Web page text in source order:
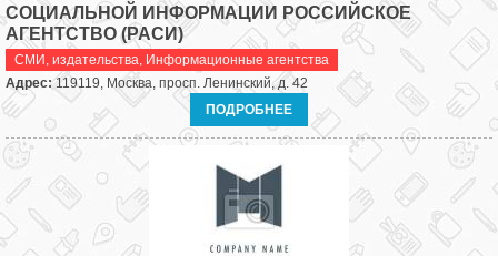
СОЦИАЛЬНОЙ ИНФОРМАЦИИ РОССИЙСКОЕ
АГЕНТСТВО (РАСИ)
СМИ, издательства, Информационные агентства
Адрес:119119, Москва, просп. Ленинский, д. 42
ПОДРОБНЕЕ